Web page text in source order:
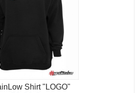
Shirt "LOGO"